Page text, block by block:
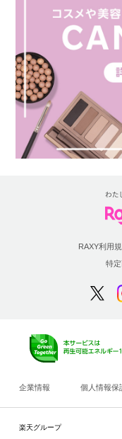
RAXY利用
特
企業情報 個人情報保
楽天グループ